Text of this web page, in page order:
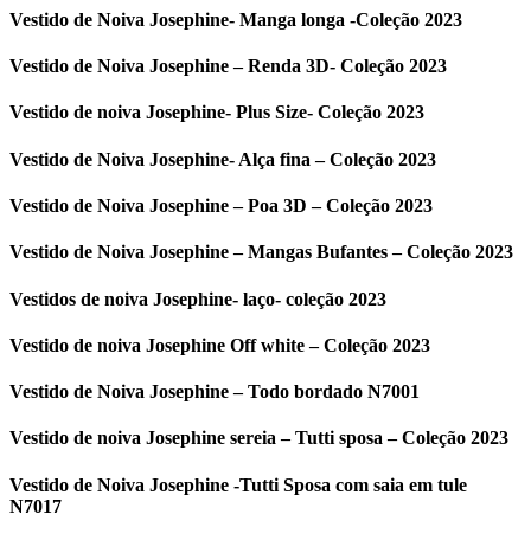
Vestido de Noiva Josephine- Manga longa -Coleção 2023
Vestido de Noiva Josephine – Renda 3D- Coleção 2023
Vestido de noiva Josephine- Plus Size- Coleção 2023
Vestido de Noiva Josephine- Alça fina – Coleção 2023
Vestido de Noiva Josephine – Poa 3D – Coleção 2023
Vestido de Noiva Josephine – Mangas Bufantes – Coleção 2023
Vestidos de noiva Josephine- laço- coleção 2023
Vestido de noiva Josephine Off white – Coleção 2023
Vestido de Noiva Josephine – Todo bordado N7001
Vestido de noiva Josephine sereia – Tutti sposa – Coleção 2023
Vestido de Noiva Josephine -Tutti Sposa com saia em tule
N7017